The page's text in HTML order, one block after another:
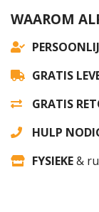
WAAROM
GRATIS
GRATIS
HULP
FYSIEKE&